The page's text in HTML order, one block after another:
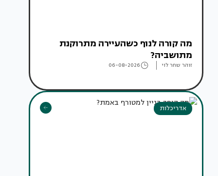
מה קורה לנוף כשהעיירה מתרוקנת
מתושביה?
זוהר שחר לוי 06-08-2026
אדריכלות